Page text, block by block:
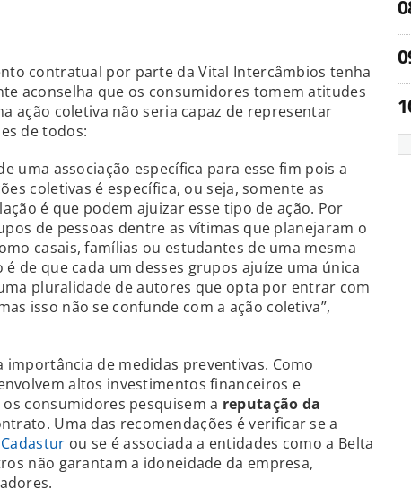
contratual por parte da Vital Intercâmbios tenha
aconselha que os consumidores tomem atitudes
ação coletiva não seria capaz de representar
de todos:
uma associação específica para esse fim pois a
coletivas é específica, ou seja, somente as
é que podem ajuizar esse tipo de ação. Por
de pessoas dentre as vítimas que planejaram o
casais, famílias ou estudantes de uma mesma
de que cada um desses grupos ajuíze uma única
pluralidade de autores que opta por entrar com
isso não se confunde com a ação coletiva”,
de medidas preventivas. Como
altos investimentos financeiros e
consumidores pesquisem a reputação da
Uma das recomendações é verificar se a
Cadastur ou se é associada a entidades como a Belta
não garantam a idoneidade da empresa,